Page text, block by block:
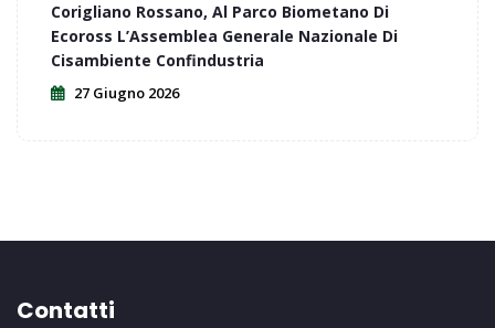
Corigliano Rossano, Al Parco Biometano Di
Ecoross L’Assemblea Generale Nazionale Di
Cisambiente Confindustria
27 Giugno 2026
Contatti